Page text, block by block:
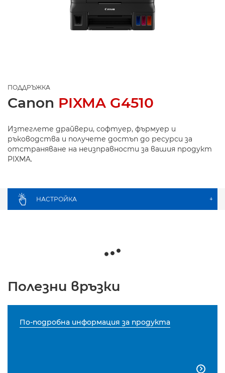
ПОДДРЪЖКА
Canon PIXMA G4510
Изтеглете драйвери, софтуер, фърмуер и
ръководства и получете достъп до ресурси за
отстраняване на неизправности за вашия продукт
PIXMA.
НАСТРОЙКА +
Полезни връзки
По-подробна информация за продукта
